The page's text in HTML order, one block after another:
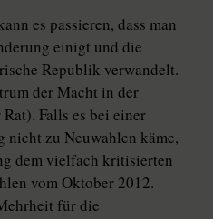
es passieren, dass man
einigt und die
Republik verwandelt.
der Macht in der
Falls es bei einer
nicht zu Neuwahlen käme,
dem vielfach kritisierten
vom Oktober 2012.
für die